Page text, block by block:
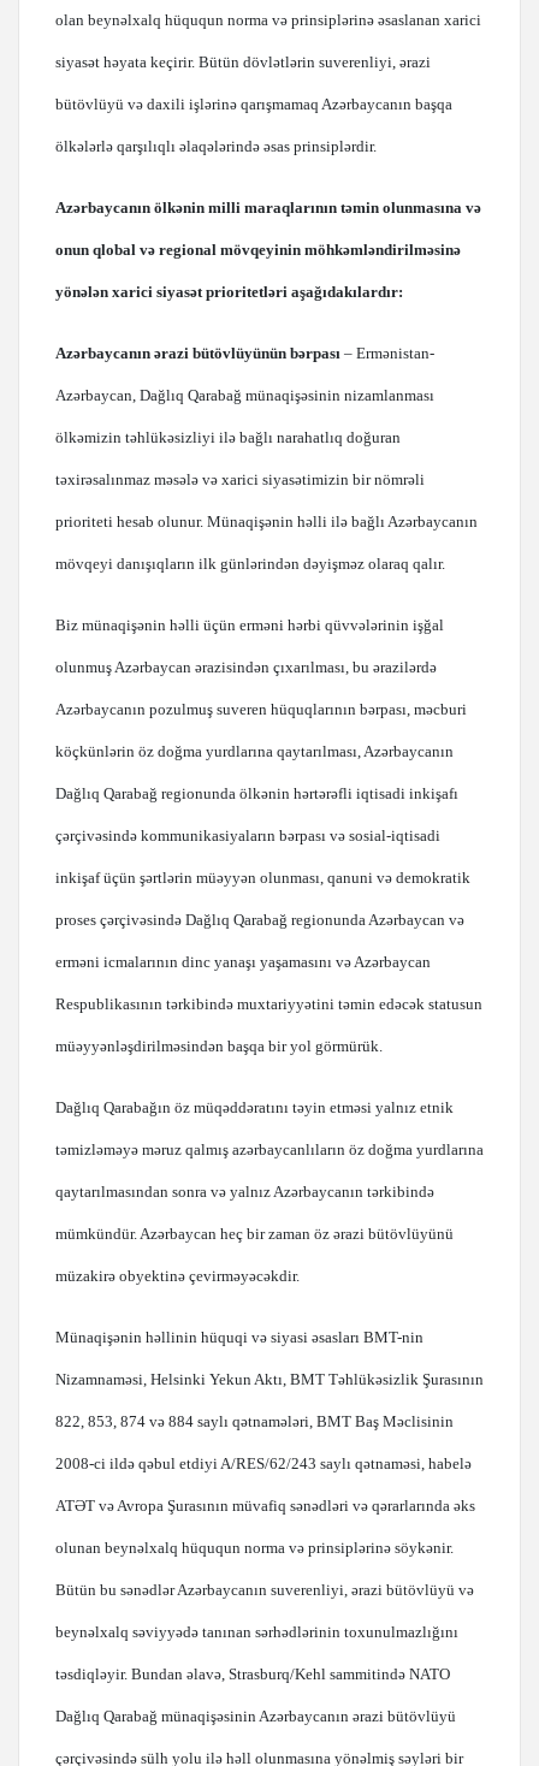
olan beynəlxalq hüququn norma və prinsiplərinə əsaslanan xarici
siyasət həyata keçirir. Bütün dövlətlərin suverenliyi, ərazi
bütövlüyü və daxili işlərinə qarışmamaq Azərbaycanın başqa
ölkələrlə qarşılıqlı əlaqələrində əsas prinsiplərdir.
Azərbaycanın ölkənin milli maraqlarının təmin olunmasına və
onun qlobal və regional mövqeyinin möhkəmləndirilməsinə
yönələn xarici siyasət prioritetləri aşağıdakılardır:
Azərbaycanın ərazi bütövlüyünün bərpası – Ermənistan-
Azərbaycan, Dağlıq Qarabağ münaqişəsinin nizamlanması
ölkəmizin təhlükəsizliyi ilə bağlı narahatlıq doğuran
təxirəsalınmaz məsələ və xarici siyasətimizin bir nömrəli
prioriteti hesab olunur. Münaqişənin həlli ilə bağlı Azərbaycanın
mövqeyi danışıqların ilk günlərindən dəyişməz olaraq qalır.
Biz münaqişənin həlli üçün erməni hərbi qüvvələrinin işğal
olunmuş Azərbaycan ərazisindən çıxarılması, bu ərazilərdə
Azərbaycanın pozulmuş suveren hüquqlarının bərpası, məcburi
köçkünlərin öz doğma yurdlarına qaytarılması, Azərbaycanın
Dağlıq Qarabağ regionunda ölkənin hərtərəfli iqtisadi inkişafı
çərçivəsində kommunikasiyaların bərpası və sosial-iqtisadi
inkişaf üçün şərtlərin müəyyən olunması, qanuni və demokratik
proses çərçivəsində Dağlıq Qarabağ regionunda Azərbaycan və
erməni icmalarının dinc yanaşı yaşamasını və Azərbaycan
Respublikasının tərkibində muxtariyyətini təmin edəcək statusun
müəyyənləşdirilməsindən başqa bir yol görmürük.
Dağlıq Qarabağın öz müqəddəratını təyin etməsi yalnız etnik
təmizləməyə məruz qalmış azərbaycanlıların öz doğma yurdlarına
qaytarılmasından sonra və yalnız Azərbaycanın tərkibində
mümkündür. Azərbaycan heç bir zaman öz ərazi bütövlüyünü
müzakirə obyektinə çevirməyəcəkdir.
Münaqişənin həllinin hüquqi və siyasi əsasları BMT-nin
Nizamnaməsi, Helsinki Yekun Aktı, BMT Təhlükəsizlik Şurasının
822, 853, 874 və 884 saylı qətnamələri, BMT Baş Məclisinin
2008-ci ildə qəbul etdiyi A/RES/62/243 saylı qətnaməsi, habelə
ATƏT və Avropa Şurasının müvafiq sənədləri və qərarlarında əks
olunan beynəlxalq hüququn norma və prinsiplərinə söykənir.
Bütün bu sənədlər Azərbaycanın suverenliyi, ərazi bütövlüyü və
beynəlxalq səviyyədə tanınan sərhədlərinin toxunulmazlığını
təsdiqləyir. Bundan əlavə, Strasburq/Kehl sammitində NATO
Dağlıq Qarabağ münaqişəsinin Azərbaycanın ərazi bütövlüyü
çərçivəsində sülh yolu ilə həll olunmasına yönəlmiş səyləri bir